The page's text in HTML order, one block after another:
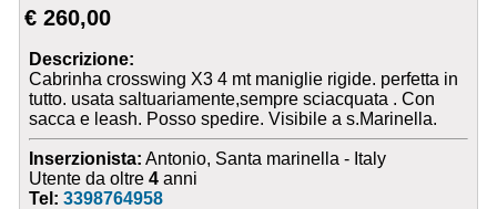
€ 260,00
Descrizione:
Cabrinha crosswing X3 4 mt maniglie rigide. perfetta in
tutto. usata saltuariamente,sempre sciacquata . Con
sacca e leash. Posso spedire. Visibile a s.Marinella.
Inserzionista: Antonio, Santa marinella - Italy
Utente da oltre4 anni
Tel:3398764958